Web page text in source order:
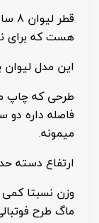
هست که برای
این مدل
فاصله داره
میمونه.
ارتفاع دسته حدودا 7 سانته و خیلی
وزن نسبتا
ماگ طرح